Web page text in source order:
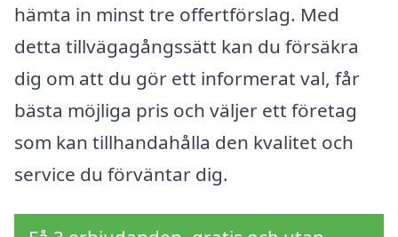
hämta in minst tre offertförslag. Med
detta tillvägagångssätt kan du försäkra
dig om att du gör ett informerat val, får
bästa möjliga pris och väljer ett företag
som kan tillhandahålla den kvalitet och
service du förväntar dig.